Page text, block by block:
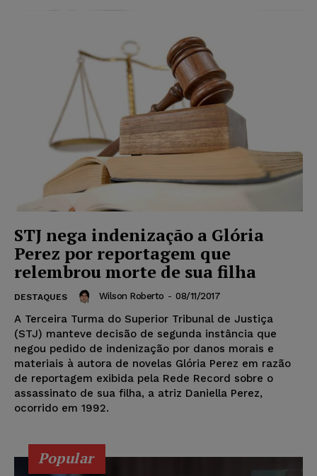
STJ nega indenização a Glória
Perez por reportagem que
relembrou morte de sua filha
DESTAQUES Wilson Roberto - 08/11/2017
A Terceira Turma do Superior Tribunal de Justiça
(STJ) manteve decisão de segunda instância que
negou pedido de indenização por danos morais e
materiais à autora de novelas Glória Perez em razão
de reportagem exibida pela Rede Record sobre o
assassinato de sua filha, a atriz Daniella Perez,
ocorrido em 1992.
Popular